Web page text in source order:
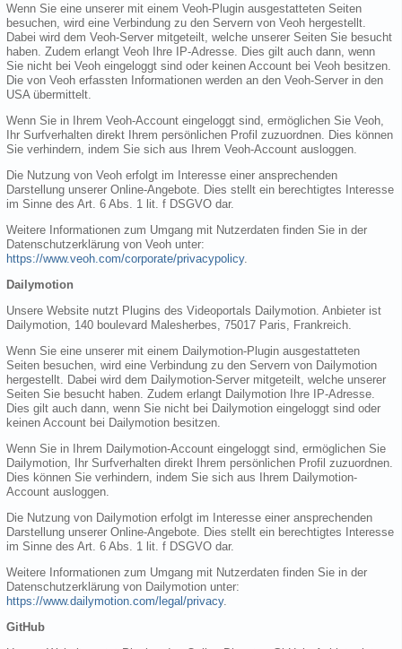
Wenn Sie eine unserer mit einem Veoh-Plugin ausgestatteten Seiten
besuchen, wird eine Verbindung zu den Servern von Veoh hergestellt.
Dabei wird dem Veoh-Server mitgeteilt, welche unserer Seiten Sie besucht
haben. Zudem erlangt Veoh Ihre IP-Adresse. Dies gilt auch dann, wenn
Sie nicht bei Veoh eingeloggt sind oder keinen Account bei Veoh besitzen.
Die von Veoh erfassten Informationen werden an den Veoh-Server in den
USA übermittelt.
Wenn Sie in Ihrem Veoh-Account eingeloggt sind, ermöglichen Sie Veoh,
Ihr Surfverhalten direkt Ihrem persönlichen Profil zuzuordnen. Dies können
Sie verhindern, indem Sie sich aus Ihrem Veoh-Account ausloggen.
Die Nutzung von Veoh erfolgt im Interesse einer ansprechenden
Darstellung unserer Online-Angebote. Dies stellt ein berechtigtes Interesse
im Sinne des Art. 6 Abs. 1 lit. f DSGVO dar.
Weitere Informationen zum Umgang mit Nutzerdaten finden Sie in der
Datenschutzerklärung von Veoh unter:
https://www.veoh.com/corporate/privacypolicy.
Dailymotion
Unsere Website nutzt Plugins des Videoportals Dailymotion. Anbieter ist
Dailymotion, 140 boulevard Malesherbes, 75017 Paris, Frankreich.
Wenn Sie eine unserer mit einem Dailymotion-Plugin ausgestatteten
Seiten besuchen, wird eine Verbindung zu den Servern von Dailymotion
hergestellt. Dabei wird dem Dailymotion-Server mitgeteilt, welche unserer
Seiten Sie besucht haben. Zudem erlangt Dailymotion Ihre IP-Adresse.
Dies gilt auch dann, wenn Sie nicht bei Dailymotion eingeloggt sind oder
keinen Account bei Dailymotion besitzen.
Wenn Sie in Ihrem Dailymotion-Account eingeloggt sind, ermöglichen Sie
Dailymotion, Ihr Surfverhalten direkt Ihrem persönlichen Profil zuzuordnen.
Dies können Sie verhindern, indem Sie sich aus Ihrem Dailymotion-
Account ausloggen.
Die Nutzung von Dailymotion erfolgt im Interesse einer ansprechenden
Darstellung unserer Online-Angebote. Dies stellt ein berechtigtes Interesse
im Sinne des Art. 6 Abs. 1 lit. f DSGVO dar.
Weitere Informationen zum Umgang mit Nutzerdaten finden Sie in der
Datenschutzerklärung von Dailymotion unter:
https://www.dailymotion.com/legal/privacy.
GitHub